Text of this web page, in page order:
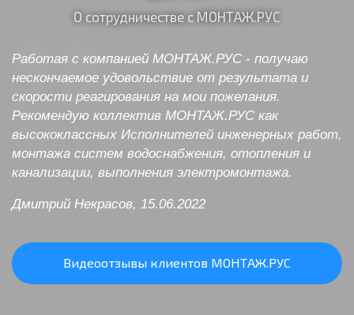
О сотрудничестве с МОНТАЖ.РУС
Работая с компанией МОНТАЖ.РУС - получаю
нескончаемое удовольствие от результата и
скорости реагирования на мои пожелания.
Рекомендую коллектив МОНТАЖ.РУС как
высококлассных Исполнителей инженерных работ,
монтажа систем водоснабжения, отопления и
канализации, выполнения электромонтажа.
Дмитрий Некрасов, 15.06.2022
Видеоотзывы клиентов МОНТАЖ.РУС